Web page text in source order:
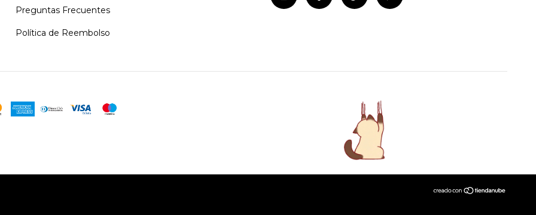
Preguntas Frecuentes
Política de Reembolso